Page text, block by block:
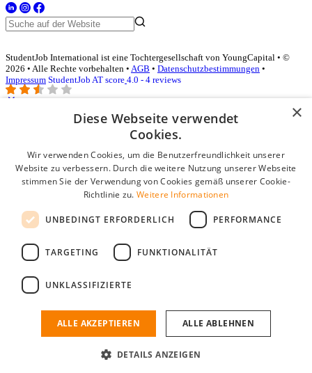
StudentJob International ist eine Tochtergesellschaft von YoungCapital • ©
2026 • Alle Rechte vorbehalten • AGB • Datenschutzbestimmungen •
Impressum StudentJob AT score 4.0 - 4 reviews
Login für Unternehmen
E-Mail*
Passwort
Angemeldet bleiben
Passwort vergessen?
Kostenloses Unternehmensprofil
Wenn Sie sich registriert haben, können Sie ein Unternehmensprofil
passenden Mitarbeiter zu finden.
×
Diese Webseite verwendet
Cookies.
Wir verwenden Cookies, um die Benutzerfreundlichkeit unserer
Website zu verbessern. Durch die weitere Nutzung unserer Webseite
stimmen Sie der Verwendung von Cookies gemäß unserer Cookie-
Richtlinie zu. Weitere Informationen
UNBEDINGT ERFORDERLICH PERFORMANCE
TARGETING FUNKTIONALITÄT
UNKLASSIFIZIERTE
ALLE AKZEPTIEREN ALLE ABLEHNEN
DETAILS ANZEIGEN